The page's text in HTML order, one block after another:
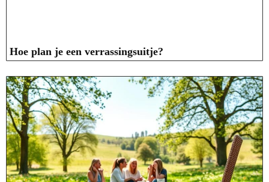
Hoe plan je een verrassingsuitje?